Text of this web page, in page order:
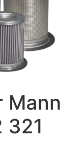
Mann
321